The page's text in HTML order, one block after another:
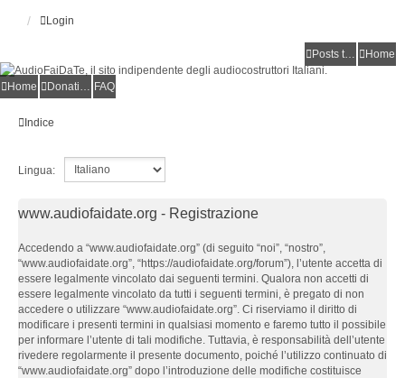
Login
Posts toplist Home
Home Donations FAQ
Indice
Lingua:
www.audiofaidate.org - Registrazione
Accedendo a “www.audiofaidate.org” (di seguito “noi”, “nostro”,
“www.audiofaidate.org”, “https://audiofaidate.org/forum”), l’utente accetta di
essere legalmente vincolato dai seguenti termini. Qualora non accetti di
essere legalmente vincolato da tutti i seguenti termini, è pregato di non
accedere o utilizzare “www.audiofaidate.org”. Ci riserviamo il diritto di
modificare i presenti termini in qualsiasi momento e faremo tutto il possibile
per informare l’utente di tali modifiche. Tuttavia, è responsabilità dell’utente
rivedere regolarmente il presente documento, poiché l’utilizzo continuato di
“www.audiofaidate.org” dopo l’introduzione delle modifiche costituisce